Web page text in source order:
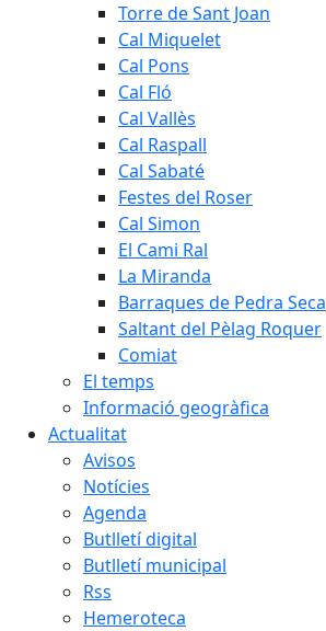
Torre de Sant Joan
Cal Miquelet
Cal Pons
Cal Fló
Cal Vallès
Cal Raspall
Cal Sabaté
Festes del Roser
Cal Simon
El Cami Ral
La Miranda
Barraques de Pedra Seca
Saltant del Pèlag Roquer
Comiat
El temps
Informació geogràfica
Actualitat
Avisos
Notícies
Agenda
Butlletí digital
Butlletí municipal
Rss
Hemeroteca